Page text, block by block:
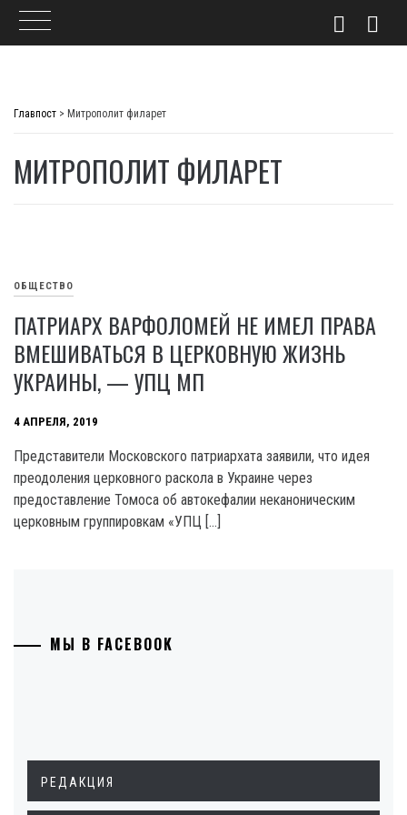
Главпост > Митрополит филарет
МИТРОПОЛИТ ФИЛАРЕТ
ОБЩЕСТВО
ПАТРИАРХ ВАРФОЛОМЕЙ НЕ ИМЕЛ ПРАВА
ВМЕШИВАТЬСЯ В ЦЕРКОВНУЮ ЖИЗНЬ
УКРАИНЫ, — УПЦ МП
4 АПРЕЛЯ, 2019
Представители Московского патриархата заявили, что идея
преодоления церковного раскола в Украине через
предоставление Томоса об автокефалии неканоническим
церковным группировкам «УПЦ […]
МЫ В FACEBOOK
РЕДАКЦИЯ